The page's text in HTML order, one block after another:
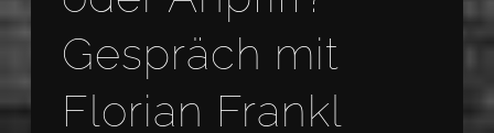
Gespräch mit
Florian Frankl